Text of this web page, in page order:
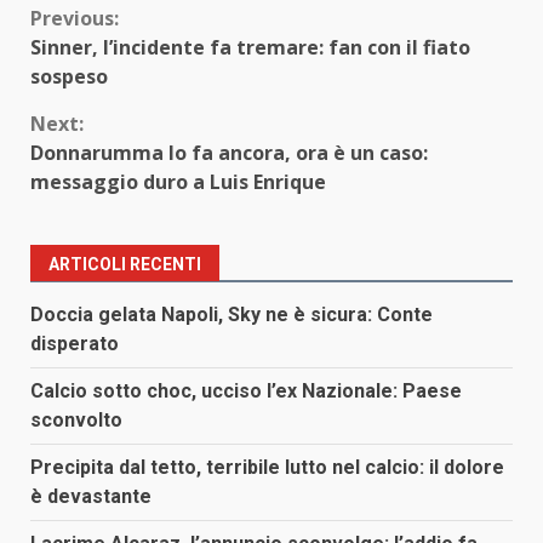
Continue
Reading
Previous:
Sinner, l’incidente fa tremare: fan con il fiato
sospeso
Next:
Donnarumma lo fa ancora, ora è un caso:
messaggio duro a Luis Enrique
ARTICOLI RECENTI
Doccia gelata Napoli, Sky ne è sicura: Conte
disperato
Calcio sotto choc, ucciso l’ex Nazionale: Paese
sconvolto
Precipita dal tetto, terribile lutto nel calcio: il dolore
è devastante